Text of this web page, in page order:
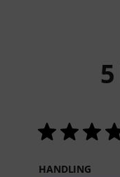
5
HANDLING